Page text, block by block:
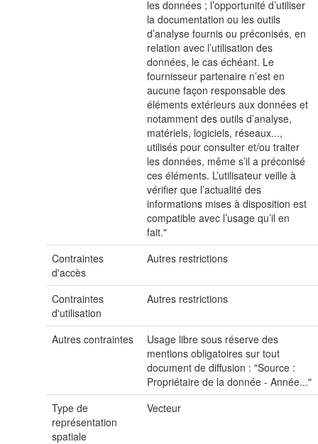
les données ; l’opportunité d’utiliser
la documentation ou les outils
d’analyse fournis ou préconisés, en
relation avec l’utilisation des
données, le cas échéant. Le
fournisseur partenaire n’est en
aucune façon responsable des
éléments extérieurs aux données et
notamment des outils d’analyse,
matériels, logiciels, réseaux...,
utilisés pour consulter et/ou traiter
les données, même s’il a préconisé
ces éléments. L’utilisateur veille à
vérifier que l’actualité des
informations mises à disposition est
compatible avec l’usage qu’il en
fait."
Contraintes
d'accès
Autres restrictions
Contraintes
d'utilisation
Autres restrictions
Autres contraintes
Usage libre sous réserve des
mentions obligatoires sur tout
document de diffusion : "Source :
Propriétaire de la donnée - Année..."
Type de
représentation
spatiale
Vecteur